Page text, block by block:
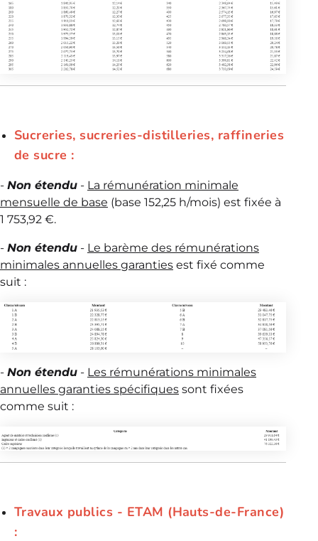
Sucreries, sucreries-distilleries, raffineries
de sucre :
- Non étendu - La rémunération minimale
mensuelle de base (base 152,25 h/mois) est fixée à
1 753,92 €.
- Non étendu - Le barème des rémunérations
minimales annuelles garanties est fixé comme
suit :
- Non étendu - Les rémunérations minimales
annuelles garanties spécifiques sont fixées
comme suit :
Travaux publics - ETAM (Hauts-de-France)
: